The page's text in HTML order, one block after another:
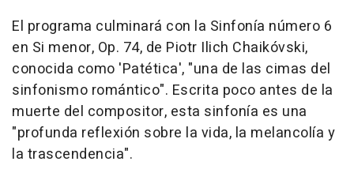
El programa culminará con la Sinfonía número 6
en Si menor, Op. 74, de Piotr Ilich Chaikóvski,
conocida como 'Patética', "una de las cimas del
sinfonismo romántico". Escrita poco antes de la
muerte del compositor, esta sinfonía es una
"profunda reflexión sobre la vida, la melancolía y
la trascendencia".